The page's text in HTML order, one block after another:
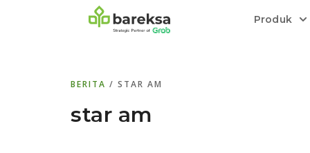
Produk
Transaksi cepat,
Menyediakan layanan manajemen
Informasi terkini dan tepercaya terkait
Kenali rekam jejak dan
BERITA / STAR AM
star am